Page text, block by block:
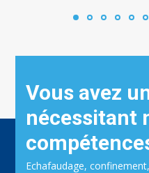
Vous avez
nécessitant
Echafaudage,